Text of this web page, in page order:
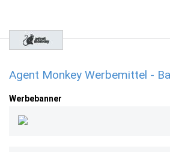
Agent Monkey Werbemittel -
Werbebanner